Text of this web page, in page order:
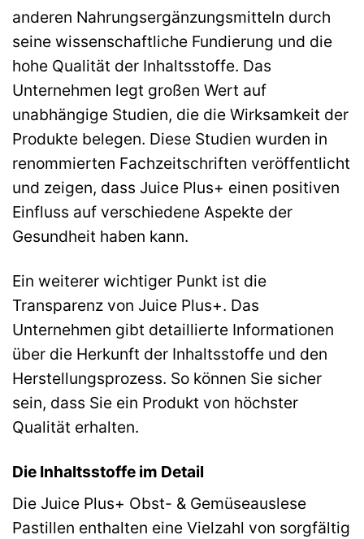
anderen Nahrungsergänzungsmitteln durch
seine wissenschaftliche Fundierung und die
hohe Qualität der Inhaltsstoffe. Das
Unternehmen legt großen Wert auf
unabhängige Studien, die die Wirksamkeit der
Produkte belegen. Diese Studien wurden in
renommierten Fachzeitschriften veröffentlicht
und zeigen, dass Juice Plus+ einen positiven
Einfluss auf verschiedene Aspekte der
Gesundheit haben kann.
Ein weiterer wichtiger Punkt ist die
Transparenz von Juice Plus+. Das
Unternehmen gibt detaillierte Informationen
über die Herkunft der Inhaltsstoffe und den
Herstellungsprozess. So können Sie sicher
sein, dass Sie ein Produkt von höchster
Qualität erhalten.
Die Inhaltsstoffe im Detail
Die Juice Plus+ Obst- & Gemüseauslese
Pastillen enthalten eine Vielzahl von sorgfältig